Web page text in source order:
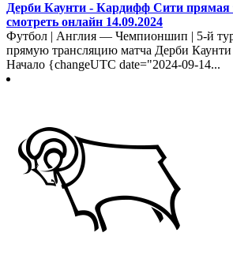
Дерби Каунти - Кардифф Сити прямая
смотреть онлайн 14.09.2024
Футбол | Англия — Чемпионшип | 5-й
прямую трансляцию матча Дерби
Начало {changeUTC date="2024-09-14...